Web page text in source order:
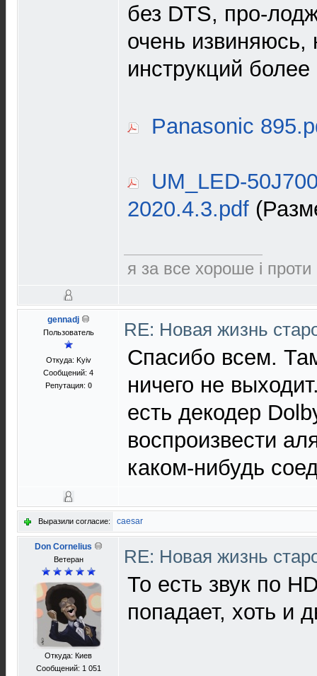
без DTS, про-
очень
инструкций
Panasonic
UM_LED-
2020.4.3.pdf
я за все хороше і проти
gennadj
Пользователь
Откуда: Kyiv
Сообщений: 4
Репутация: 0
RE: Новая жизнь
Спасибо всем.
ничего не
есть декодер
воспроизвести
каком-нибудь
Выразили согласие: caesar
Don Cornelius
Ветеран
Откуда: Киев
Сообщений: 1 051
RE: Новая жизнь
То есть звук по
попадает, хоть и